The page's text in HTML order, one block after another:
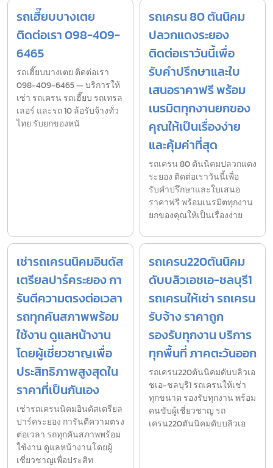
รถเฮี๊ยบบางเตย
ติดต่อเรา 098-409-
6465
รถเฮี๊ยบบางเตย ติดต่อเรา
098-409-6465 — บริการให้
เช่า รถเครน รถเฮี๊ยบ รถเทรล
เลอร์ และรถ 10 ล้อรับจ้างทั่ว
ไทย รับยกของหนั
รถเครน 80 ตันนิคม
ปลวกแดงระยอง
ติดต่อเราวันนี้เพื่อ
รับคำปรึกษาและใบ
เสนอราคาฟรี พร้อม
เนรมิตทุกงานยกของ
คุณให้เป็นเรื่องง่าย
และคุ้มค่าที่สุด
รถเครน 80 ตันนิคมปลวกแดง
ระยอง ติดต่อเราวันนี้เพื่อ
รับคำปรึกษาและใบเสนอ
ราคาฟรี พร้อมเนรมิตทุกงาน
ยกของคุณให้เป็นเรื่องง่าย
เช่ารถเครนนิคมอินดัส
เตรียลปาร์คระยอง กา
รันตีความตรงต่อเวลา
รถทุกคันสภาพพร้อม
ใช้งาน ดูแลหน้างาน
โดยผู้เชี่ยวชาญเพื่อ
ประสิทธิภาพสูงสุดใน
ราคาที่เป็นกันเอง
เช่ารถเครนนิคมอินดัสเตรียล
ปาร์คระยอง การันตีความตรง
ต่อเวลา รถทุกคันสภาพพร้อม
ใช้งาน ดูแลหน้างานโดยผู้
เชี่ยวชาญเพื่อประสิท
รถเครน220ตันนิคม
ดับบลิวเอชเอ-ชลบุรี1
รถเครนให้เช่า รถเครน
รับจ้าง ราคาถูก
รองรับทุกงาน บริการ
ทุกพื้นที่ ภาคตะวันออก
รถเครน220ตันนิคมดับบลิวเอ
ชเอ-ชลบุรี1 รถเครนให้เช่า
ทุกขนาด รองรับทุกงาน พร้อม
คนขับผู้เชี่ยวชาญ รถ
เครน220ตันนิคมดับบลิวเอ